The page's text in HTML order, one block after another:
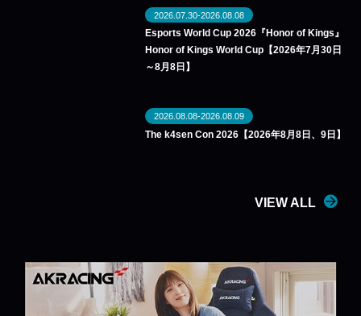
2026.07.30-2026.08.08
Esports World Cup 2026『Honor of Kings』
Honor of Kings World Cup【2026年7月30日
～8月8日】
2026.08.08-2026.08.09
The k4sen Con 2026【2026年8月8日、9日】
VIEW ALL